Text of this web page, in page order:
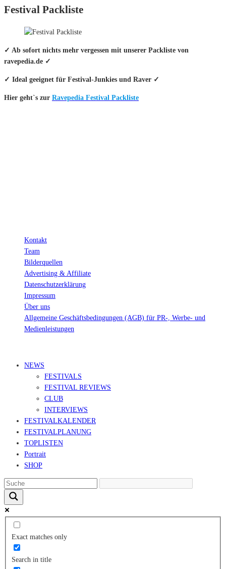
Festival Packliste
✓ Ab sofort nichts mehr vergessen mit unserer Packliste von
ravepedia.de ✓
✓ Ideal geeignet für Festival-Junkies und Raver ✓
Hier geht`s zur Ravepedia Festival Packliste
Kontakt
Team
Bilderquellen
Advertising & Affiliate
Datenschutzerklärung
Impressum
Über uns
Allgemeine Geschäftsbedingungen (AGB) für PR-, Werbe- und
Medienleistungen
NEWS
FESTIVALS
FESTIVAL REVIEWS
CLUB
INTERVIEWS
FESTIVALKALENDER
FESTIVALPLANUNG
TOPLISTEN
Portrait
SHOP
Exact matches only
Search in title